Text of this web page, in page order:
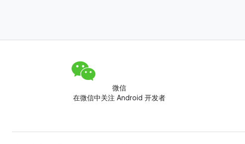
微信
在微信中关注 Android 开发者